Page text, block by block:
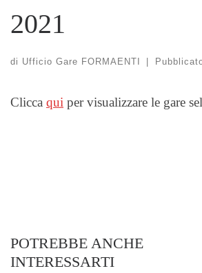
2021
di Ufficio Gare FORMAENTI |
Clicca qui per visualizzare le gare
POTREBBE ANCHE
INTERESSARTI